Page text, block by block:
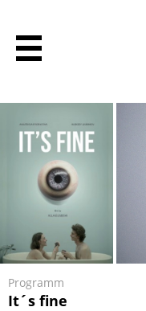
Programm
It´s fine